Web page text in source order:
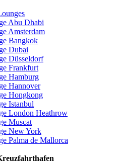
Abu Dhabi
Amsterdam
Bangkok
Dubai
Düsseldorf
Frankfurt
Hamburg
Hannover
Hongkong
Istanbul
London Heathrow
Muscat
New York
Palma de Mallorca